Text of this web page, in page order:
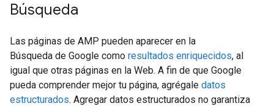
Búsqueda
Las páginas de AMP pueden aparecer en la
Búsqueda de Google como resultados enriquecidos, al
igual que otras páginas en la Web. A fin de que Google
pueda comprender mejor tu página, agrégale datos
estructurados. Agregar datos estructurados no garantiza